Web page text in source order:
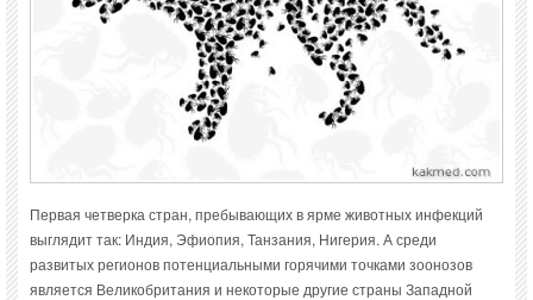
Первая четверка стран, пребывающих в ярме животных инфекций
выглядит так: Индия, Эфиопия, Танзания, Нигерия. А среди
развитых регионов потенциальными горячими точками зоонозов
является Великобритания и некоторые другие страны Западной